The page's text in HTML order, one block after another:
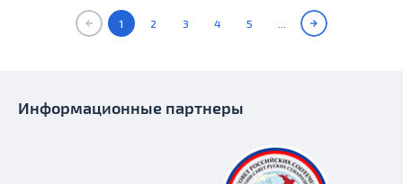
1 2 3 4 5
Информационные партнеры